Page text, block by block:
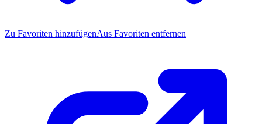
Zu Favoriten hinzufügenAus Favoriten entfernen